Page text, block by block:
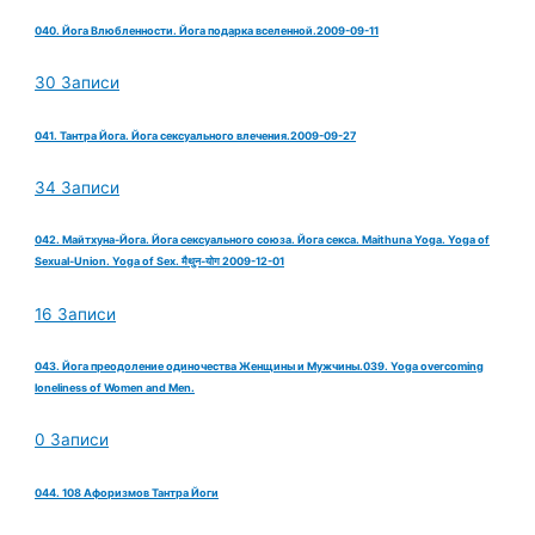
040. Йога Влюбленности. Йога подарка вселенной.2009-09-11
30 Записи
041. Тантра Йога. Йога сексуального влечения.2009-09-27
34 Записи
042. Майтхуна-Йога. Йога сексуального союза. Йога секса. Maithuna Yoga. Yoga of
Sexual-Union. Yoga of Sex. मैथुन-योग 2009-12-01
16 Записи
043. Йога преодоление одиночества Женщины и Мужчины.039. Yoga overcoming
loneliness of Women and Men.
0 Записи
044. 108 Афоризмов Тантра Йоги